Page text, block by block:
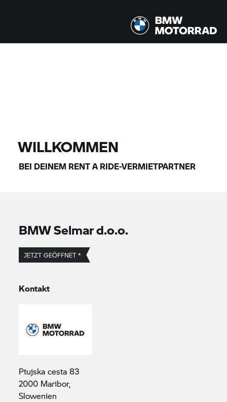
WILLKOMMEN
BEI DEINEM RENT A RIDE-VERMIETPARTNER
BMW Selmar d.o.o.
JETZT GEÖFFNET *
Kontakt
Ptujska cesta 83
2000 Maribor,
Slowenien